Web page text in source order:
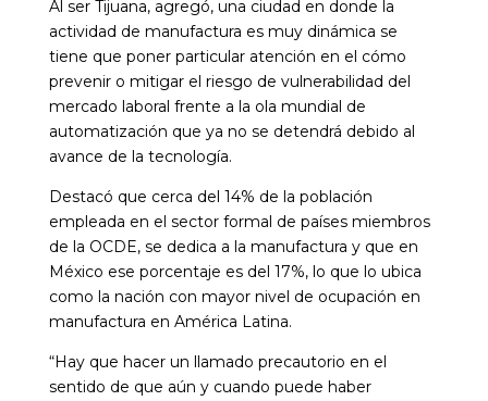
Al ser Tijuana, agregó, una ciudad en donde la
actividad de manufactura es muy dinámica se
tiene que poner particular atención en el cómo
prevenir o mitigar el riesgo de vulnerabilidad del
mercado laboral frente a la ola mundial de
automatización que ya no se detendrá debido al
avance de la tecnología.
Destacó que cerca del 14% de la población
empleada en el sector formal de países miembros
de la OCDE, se dedica a la manufactura y que en
México ese porcentaje es del 17%, lo que lo ubica
como la nación con mayor nivel de ocupación en
manufactura en América Latina.
“Hay que hacer un llamado precautorio en el
sentido de que aún y cuando puede haber